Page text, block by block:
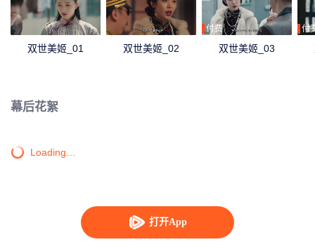
打开App
双世美姬_01 双世美姬_02
付费
双世美姬_03
付
幕后花絮
Loading…